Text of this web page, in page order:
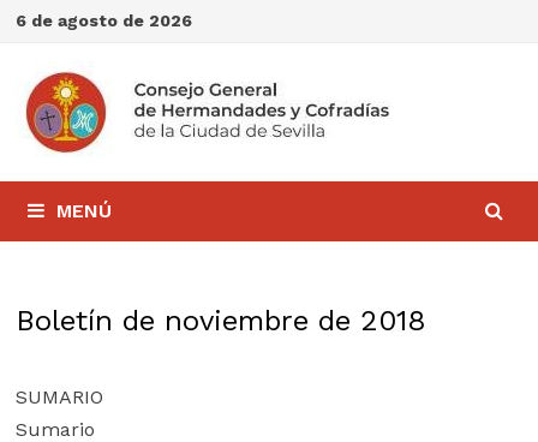
Saltar
contenido
6 de agosto de 2026
MENÚ
Boletín de noviembre de 2018
SUMARIO
Sumario